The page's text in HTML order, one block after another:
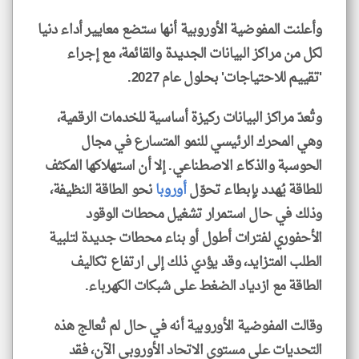
وأعلنت المفوضية الأوروبية أنها ستضع معايير أداء دنيا
لكل من مراكز البيانات الجديدة والقائمة، مع إجراء
'تقييم للاحتياجات' بحلول عام 2027.
وتُعدّ مراكز البيانات ركيزة أساسية للخدمات الرقمية،
وهي المحرك الرئيسي للنمو المتسارع في مجال
الحوسبة والذكاء الاصطناعي. إلا أن استهلاكها المكثف
للطاقة يُهدد بإبطاء تحوّلأوروبانحو الطاقة النظيفة،
وذلك في حال استمرار تشغيل محطات الوقود
الأحفوري لفترات أطول أو بناء محطات جديدة لتلبية
الطلب المتزايد، وقد يؤدي ذلك إلى ارتفاع تكاليف
الطاقة مع ازدياد الضغط على شبكات الكهرباء.
وقالت المفوضية الأوروبية أنه في حال لم تُعالج هذه
التحديات على مستوى الاتحاد الأوروبي الآن، فقد